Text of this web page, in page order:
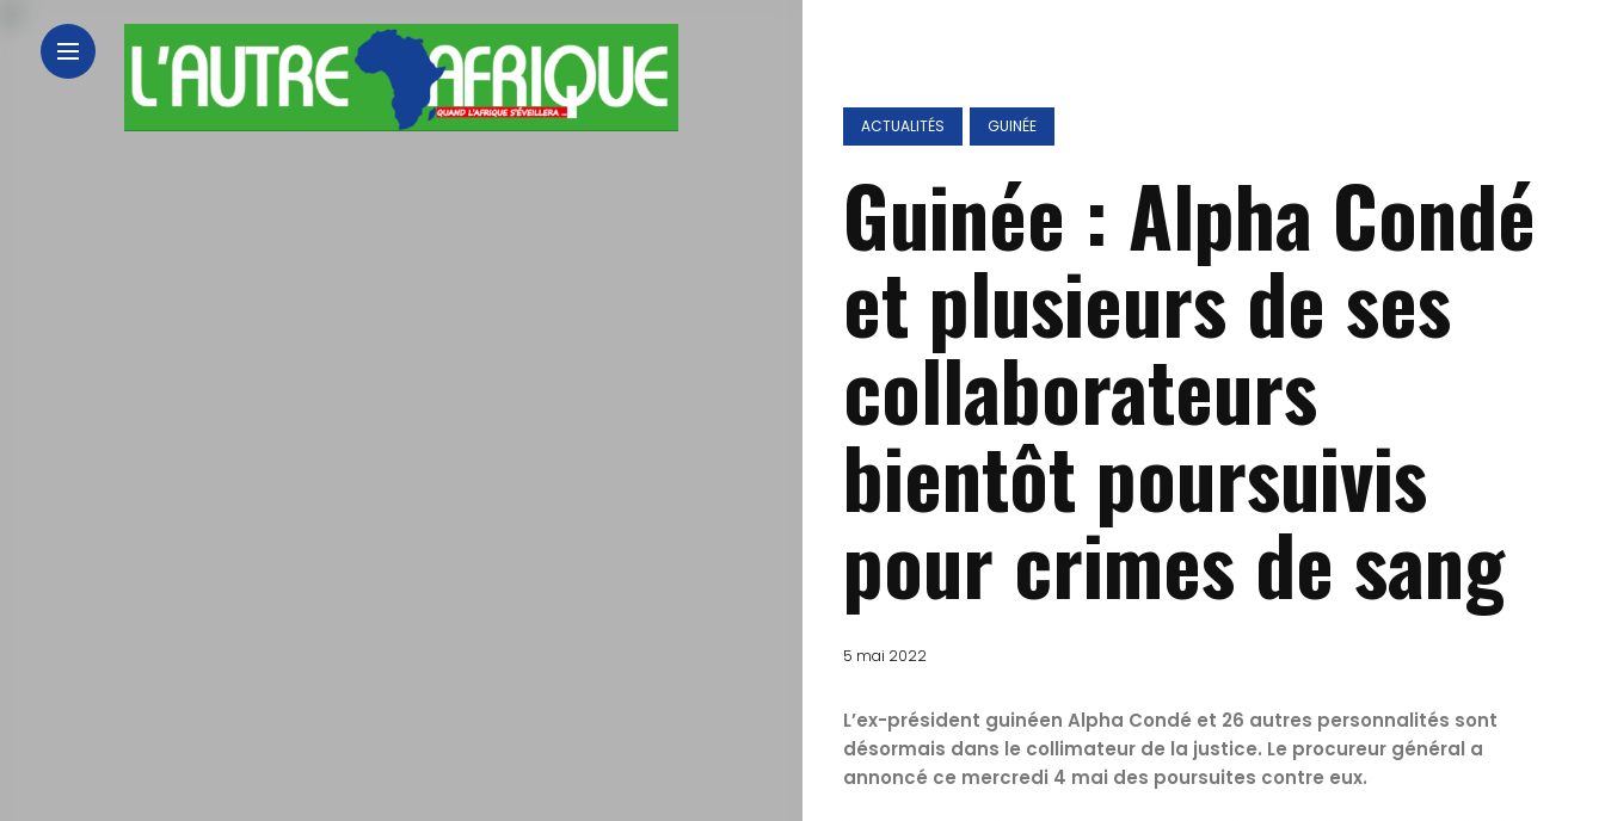
ACTUALITÉS GUINÉE
Guinée : Alpha Condé
et plusieurs de ses
collaborateurs
bientôt poursuivis
pour crimes de sang
5 mai 2022
L’ex-président guinéen Alpha Condé et 26 autres personnalités sont
désormais dans le collimateur de la justice. Le procureur général a
annoncé ce mercredi 4 mai des poursuites contre eux.